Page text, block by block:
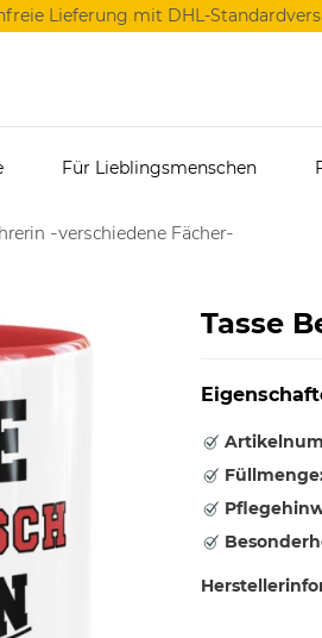
Lieferung mit DHL-
Für Lieblingsmenschen
-verschiedene Fächer-
Tasse